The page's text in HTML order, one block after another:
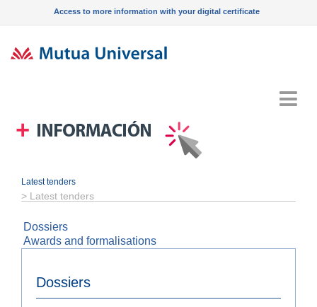
Access to more information with your digital certificate
> Latest tenders
Latest tenders
Dossiers
Awards and formalisations
Dossiers